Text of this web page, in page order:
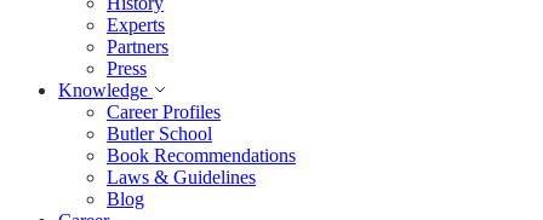
Experts
Partners
Press
Knowledge
Career Profiles
Butler School
Book Recommendations
Laws & Guidelines
Blog